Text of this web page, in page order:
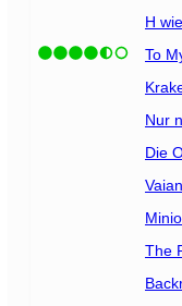
H
To
Nur
Die
The